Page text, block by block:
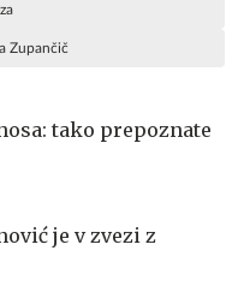
Zupančič
tako prepoznate
je v zvezi z